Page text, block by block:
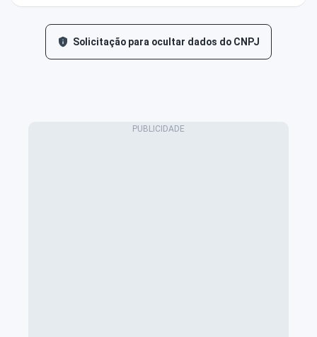
Solicitação para ocultar dados do CNPJ